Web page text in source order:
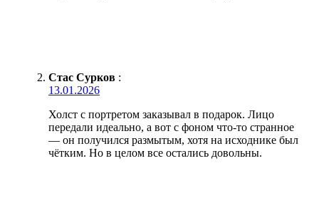
Стас Сурков :
13.01.2026
Холст с портретом заказывал в подарок. Лицо
передали идеально, а вот с фоном что-то странное
— он получился размытым, хотя на исходнике был
чётким. Но в целом все остались довольны.